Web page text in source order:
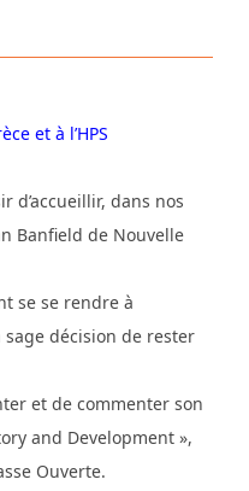
et à l’HPS
d’accueillir, dans nos
Banfield de Nouvelle
se se rendre à
décision de rester
et de commenter son
and Development »,
Ouverte.